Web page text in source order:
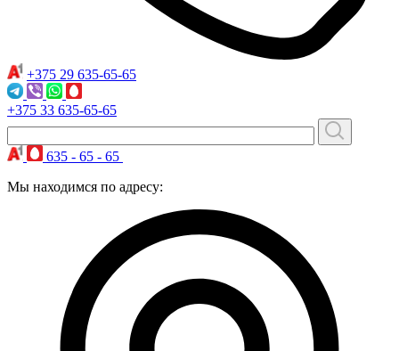
+375 29 635-65-65
+375 33 635-65-65
635 - 65 - 65
Мы находимся по адресу: